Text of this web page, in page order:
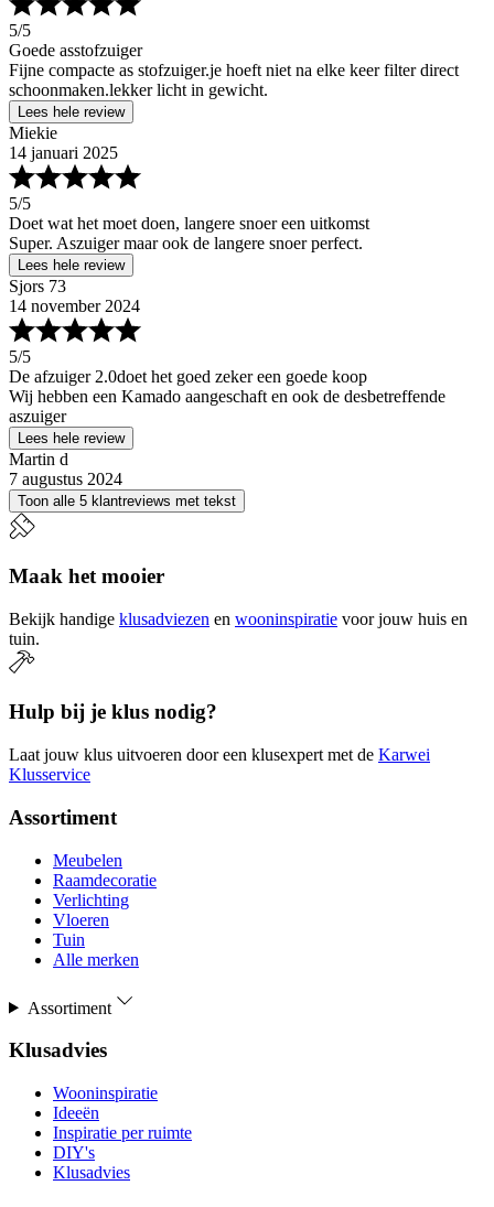
5/5
Goede asstofzuiger
Fijne compacte as stofzuiger.je hoeft niet na elke keer filter direct
schoonmaken.lekker licht in gewicht.
Lees hele review
Miekie
14 januari 2025
5/5
Doet wat het moet doen, langere snoer een uitkomst
Super. Aszuiger maar ook de langere snoer perfect.
Lees hele review
Sjors 73
14 november 2024
5/5
De afzuiger 2.0doet het goed zeker een goede koop
Wij hebben een Kamado aangeschaft en ook de desbetreffende
aszuiger
Lees hele review
Martin d
7 augustus 2024
Toon alle 5 klantreviews met tekst
Maak het mooier
Bekijk handige klusadviezen en wooninspiratie voor jouw huis en
tuin.
Hulp bij je klus nodig?
Laat jouw klus uitvoeren door een klusexpert met de Karwei
Klusservice
Assortiment
Meubelen
Raamdecoratie
Verlichting
Vloeren
Tuin
Alle merken
Assortiment
Klusadvies
Wooninspiratie
Ideeën
Inspiratie per ruimte
DIY's
Klusadvies